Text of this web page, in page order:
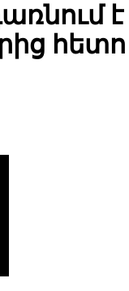
է
հետո